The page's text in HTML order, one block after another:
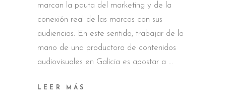
marcan la pauta del marketing y de la
conexión real de las marcas con sus
audiencias. En este sentido, trabajar de la
mano de una productora de contenidos
audiovisuales en Galicia es apostar a
LEER MÁS